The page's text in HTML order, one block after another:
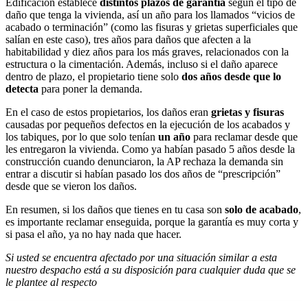
daño que tenga la vivienda, así un año para los llamados “vicios de
acabado o terminación” (como las fisuras y grietas superficiales que
salían en este caso), tres años para daños que afecten a la
habitabilidad y diez años para los más graves, relacionados con la
estructura o la cimentación. Además, incluso si el daño aparece
dentro de plazo, el propietario tiene solo dos años desde que lo
detecta para poner la demanda.
En el caso de estos propietarios, los daños eran grietas y fisuras
causadas por pequeños defectos en la ejecución de los acabados y
los tabiques, por lo que solo tenían un año para reclamar desde que
les entregaron la vivienda. Como ya habían pasado 5 años desde la
construcción cuando denunciaron, la AP rechaza la demanda sin
entrar a discutir si habían pasado los dos años de “prescripción”
desde que se vieron los daños.
En resumen, si los daños que tienes en tu casa son solo de acabado,
es importante reclamar enseguida, porque la garantía es muy corta y
si pasa el año, ya no hay nada que hacer.
Si usted se encuentra afectado por una situación similar a esta
nuestro despacho está a su disposición para cualquier duda que se
le plantee al respecto